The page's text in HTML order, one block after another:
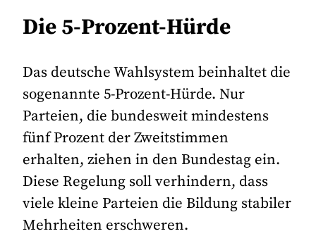
Die 5-Prozent-Hürde
Das deutsche Wahlsystem beinhaltet die
sogenannte 5-Prozent-Hürde. Nur
Parteien, die bundesweit mindestens
fünf Prozent der Zweitstimmen
erhalten, ziehen in den Bundestag ein.
Diese Regelung soll verhindern, dass
viele kleine Parteien die Bildung stabiler
Mehrheiten erschweren.